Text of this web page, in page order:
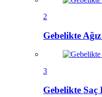
2
Gebelikte
3
Gebelikte Saç